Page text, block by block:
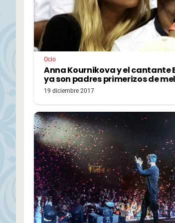
Ocio
Anna Kournikova y el cantante
ya son padres primerizos de
19 diciembre 2017